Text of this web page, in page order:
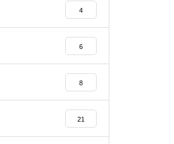
4
6
8
21